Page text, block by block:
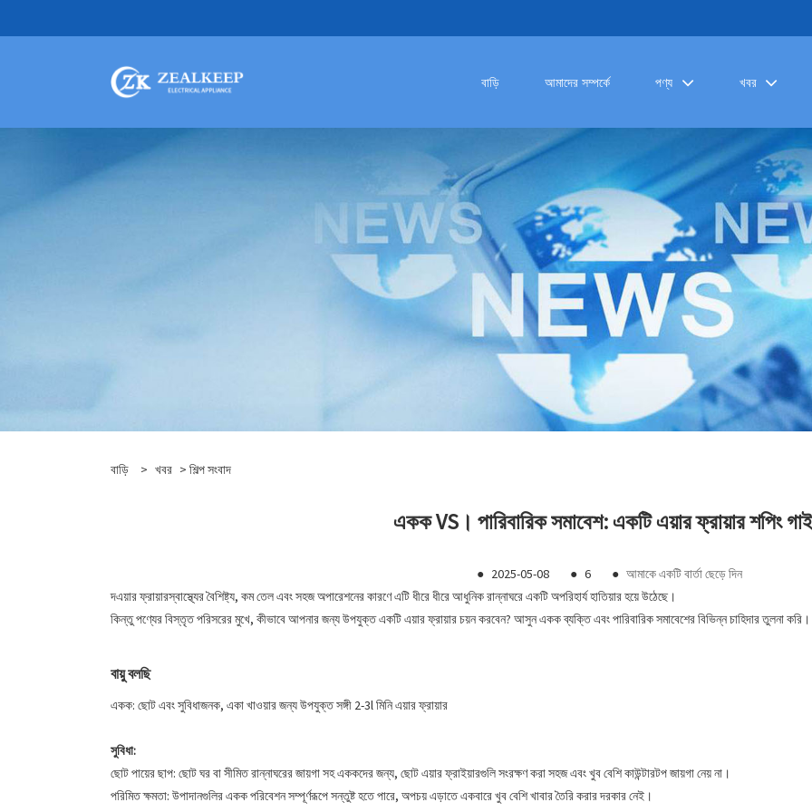
বাড়ি আমাদের সম্পর্কে পণ্য খবর
বাড়ি > খবর > শিল্প সংবাদ
একক VS। পারিবারিক সমাবেশ: একটি এয়ার ফ্রায়ার শপিং
● 2025-05-08 ● 6 ● আমাকে একটি বার্তা ছেড়ে দিন
দএয়ার ফ্রায়ারস্বাস্থ্যের বৈশিষ্ট্য, কম তেল এবং সহজ অপারেশনের কারণে এটি ধীরে ধীরে আধুনিক রান্নাঘরে একটি অপরিহার্য হাতিয়ার হয়ে উঠেছে।
কিন্তু পণ্যের বিস্তৃত পরিসরের মুখে, কীভাবে আপনার জন্য উপযুক্ত একটি এয়ার ফ্রায়ার চয়ন করবেন? আসুন একক ব্যক্তি এবং পারিবারিক সমাবেশের বিভিন্ন চাহিদার তুলনা করি।
বায়ু বলছি
একক: ছোট এবং সুবিধাজনক, একা খাওয়ার জন্য উপযুক্ত সঙ্গী 2-3l মিনি এয়ার ফ্রায়ার
সুবিধা:
ছোট পায়ের ছাপ: ছোট ঘর বা সীমিত রান্নাঘরের জায়গা সহ এককদের জন্য, ছোট এয়ার ফ্রাইয়ারগুলি সংরক্ষণ করা সহজ এবং খুব বেশি কাউন্টারটপ জায়গা নেয় না।
পরিমিত ক্ষমতা: উপাদানগুলির একক পরিবেশন সম্পূর্ণরূপে সন্তুষ্ট হতে পারে, অপচয় এড়াতে একবারে খুব বেশি খাবার তৈরি করার দরকার নেই।